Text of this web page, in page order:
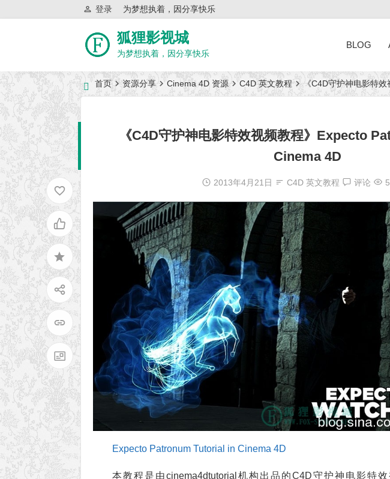
为梦想执着，因分享快乐
登录
狐狸影视城
为梦想执着，因分享快乐
BLOG
首页 资源分享 Cinema 4D 资源 C4D 英文教程 《C4D守护神电影特
《C4D守护神电影特效视频教程》Expecto
Cinema 4D
2013年4月21日 C4D 英文教程 评论
Expecto Patronum Tutorial in Cinema 4D
本教程是由cinema4dtutorial机构出品的C4D守护神电影特效